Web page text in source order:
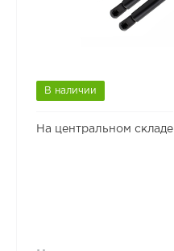
В наличии
На центральном складе